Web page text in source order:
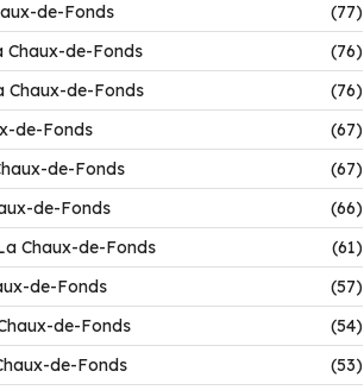
de-Fonds
(77)
Chaux-de-Fonds
(76)
Chaux-de-Fonds
(76)
de-Fonds
(67)
de-Fonds
(67)
de-Fonds
(66)
Chaux-de-Fonds
(61)
de-Fonds
(57)
de-Fonds
(54)
de-Fonds
(53)